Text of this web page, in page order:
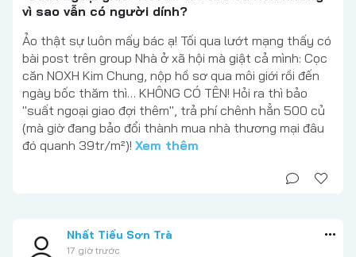
vì sao vẫn có người dính?
Ảo thật sự luôn mấy bác ạ! Tối qua lướt mạng thấy có
bài post trên group Nhà ở xã hội mà giật cả mình: Cọc
căn NOXH Kim Chung, nộp hồ sơ qua môi giới rồi đến
ngày bốc thăm thì… KHÔNG CÓ TÊN! Hỏi ra thì bảo
"suất ngoại giao đợi thêm", trả phí chênh hẳn 500 củ
(mà giờ đang bảo đổi thành mua nhà thương mại đâu
đó quanh 39tr/m²)! Xem thêm
Nhất Tiếu Sơn Trà
17 giờ trước